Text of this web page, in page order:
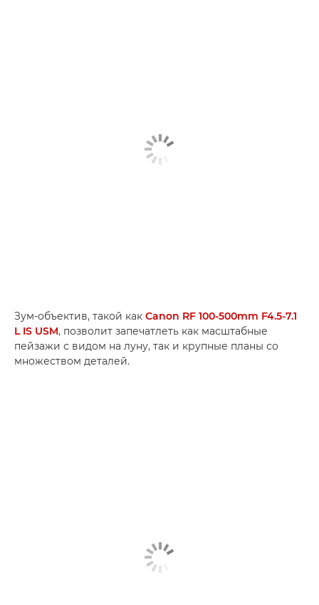
Зум-объектив, такой как Canon RF 100-500mm F4.5-7.1
L IS USM, позволит запечатлеть как масштабные
пейзажи с видом на луну, так и крупные планы со
множеством деталей.